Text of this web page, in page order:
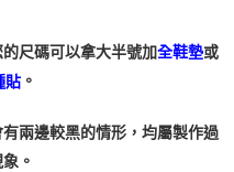
訊註冊。若發現惡意使用之情形，
使用額度並採取法律行動。
尺碼可以拿大半號加全鞋墊或
貼 。
兩邊較黑的情形，均屬製作過
。